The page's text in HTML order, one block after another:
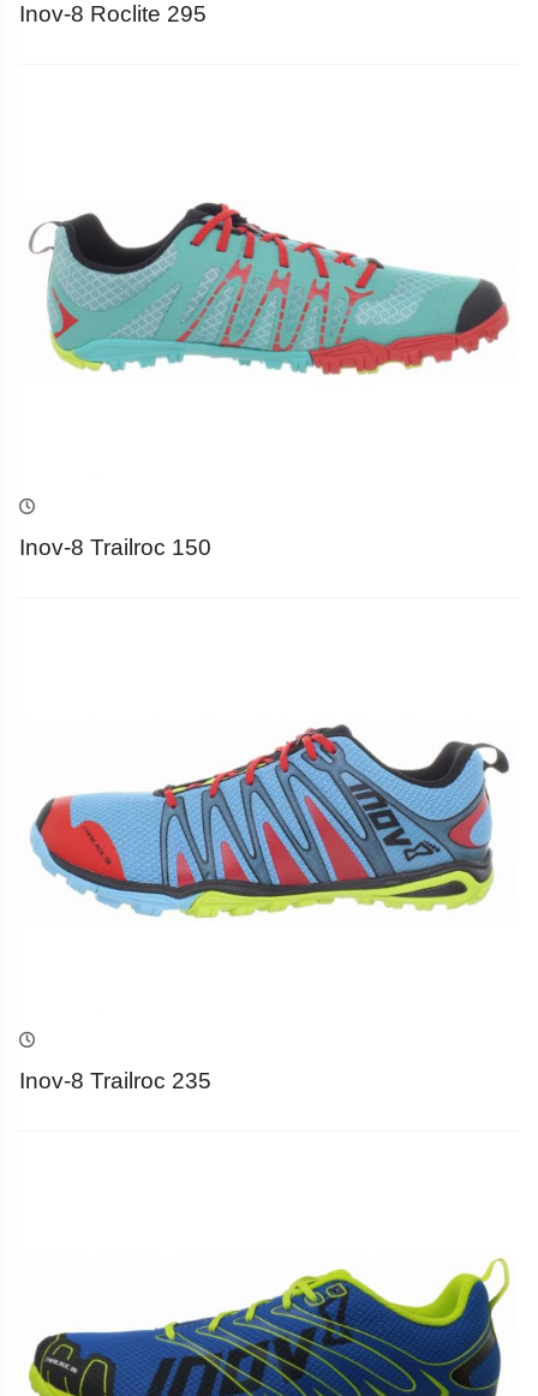
Inov-8 Roclite 295
Inov-8 Trailroc 150
Inov-8 Trailroc 235